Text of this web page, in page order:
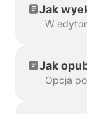
Jak
Jak